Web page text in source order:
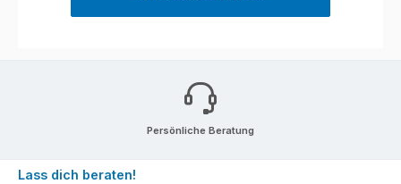
Persönliche Beratung
Lass dich beraten!